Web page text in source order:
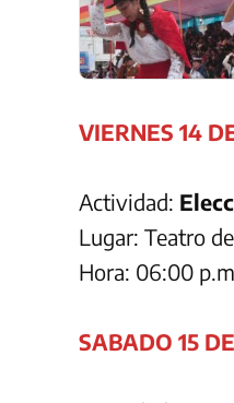
VIERNES 14
Actividad:
Lugar: Teatro
Hora: 06:00 p.m.
SABADO 15